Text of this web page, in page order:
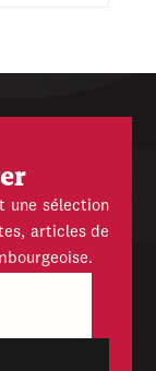
une sélection
articles de